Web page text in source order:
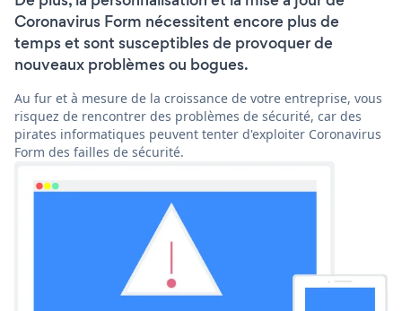
Coronavirus Form nécessitent encore plus de
temps et sont susceptibles de provoquer de
nouveaux problèmes ou bogues.
Au fur et à mesure de la croissance de votre entreprise, vous
risquez de rencontrer des problèmes de sécurité, car des
pirates informatiques peuvent tenter d'exploiter Coronavirus
Form des failles de sécurité.